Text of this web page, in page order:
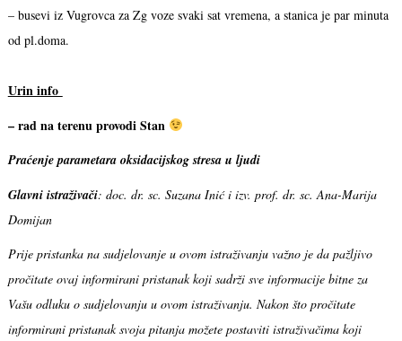
– busevi iz Vugrovca za Zg voze svaki sat vremena, a stanica je par minuta
od pl.doma.
Urin info
– rad na terenu provodi Stan
Praćenje parametara oksidacijskog stresa u ljudi
Glavni istraživači: doc. dr. sc. Suzana Inić i izv. prof. dr. sc. Ana-Marija
Domijan
Prije pristanka na sudjelovanje u ovom istraživanju važno je da pažljivo
pročitate ovaj informirani pristanak koji sadrži sve informacije bitne za
Vašu odluku o sudjelovanju u ovom istraživanju. Nakon što pročitate
informirani pristanak svoja pitanja možete postaviti istraživačima koji